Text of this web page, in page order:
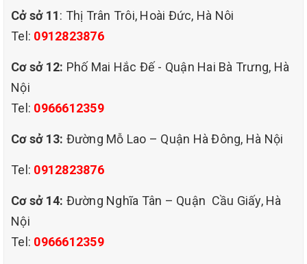
và tăng thẩm mỹ
và tăng thẩm mỹ
Với vị trí đặc biệt, rèm cửa bên cạnh các
gian dài, rèm cửa sẽ là nơi chứa rất nhiều
bụi bặm. Điều dễ nhận biết nhất là những
hạt bụi li ti lơ lửng trong không khí khi bạn
Cở sở 11: Thị Trân Trôi, Hoài Đức, Hà Nôi
Tel: 0912823876
Cơ sở 12: Phố Mai Hắc Đế - Quận Hai Bà Trưng, Hà
Nội
Tel: 0966612359
Cơ sở 13: Đường Mỗ Lao – Quận Hà Đông, Hà Nội
Tel: 0912823876
Cơ sở 14: Đường Nghĩa Tân – Quận Cầu Giấy, Hà
Nội
Tel: 0966612359